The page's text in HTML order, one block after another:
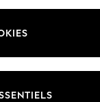
de cette
gamme sont
crochet et en
Grandes tailles
Type